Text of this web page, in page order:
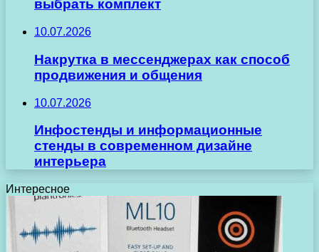
выбрать комплект
10.07.2026
Накрутка в мессенджерах как способ
продвижения и общения
10.07.2026
Инфостенды и информационные
стенды в современном дизайне
интерьера
Интересное